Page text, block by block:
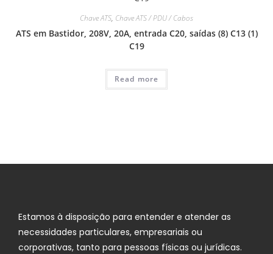
Chave ATS, Chave ATS / PDU / Cabos
ATS em Bastidor, 208V, 20A, entrada C20, saídas (8) C13 (1)
C19
Read more
Estamos à disposição para entender e atender as
necessidades particulares, empresariais ou
corporativas, tanto para pessoas físicas ou jurídicas.